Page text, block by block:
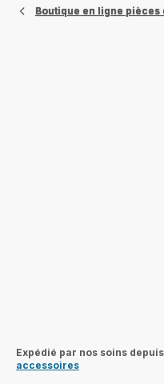
Boutique en ligne
Expédié par nos soins
accessoires